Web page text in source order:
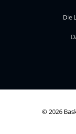
Die
© 2026